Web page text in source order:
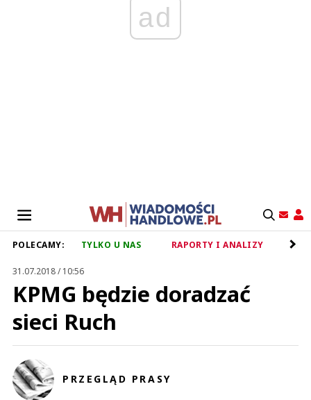
ad
POLECAMY: TYLKO U NAS RAPORTY I ANALIZY
31.07.2018 / 10:56
KPMG będzie doradzać
sieci Ruch
PRZEGLĄD PRASY